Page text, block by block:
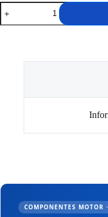
Quantidade
de
Tubo
COMPONENTES MOTOR